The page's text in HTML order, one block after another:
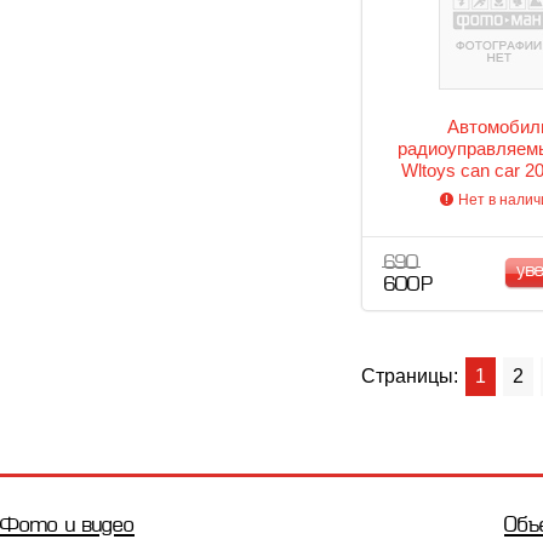
Wltoys can car
черный
Нет в
690
600 Р
Страницы: 1 2
Фото и видео